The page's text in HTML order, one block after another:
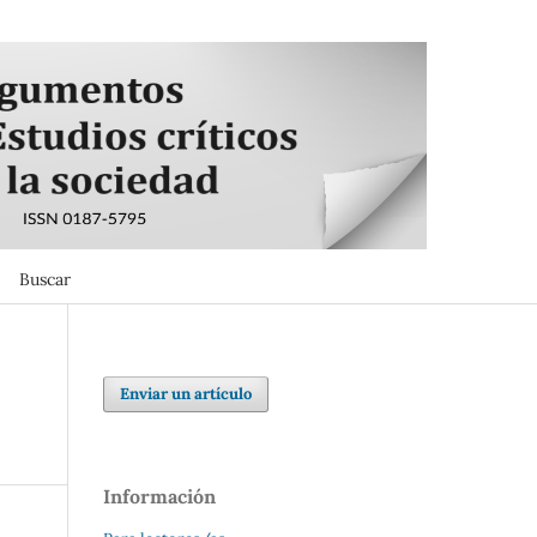
Buscar
Enviar un artículo
Información